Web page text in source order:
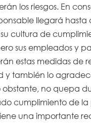
los riesgos. En
llegará hasta
cultura de
sus empleados y
estas medidas de
y también lo
obstante, no quepa
cumplimiento de la
una importante